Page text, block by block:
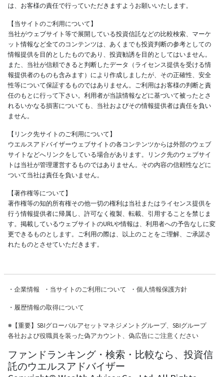
は、お客様の責任で行っていただきますようお願いいたします。
【当サイトのご利用について】
当社がウェブサイト等で展開している投資信託などの比較検索、マーケ
ット情報など全てのコンテンツは、あくまでも投資判断の参考としての
情報提供を目的としたものであり、投資勧誘を目的としてはいません。
また、当社が信頼できると判断したデータ（ライセンス提供を受ける情
報提供者のものも含みます）により作成しましたが、その正確性、安全
性等について保証するものではありません。ご利用はお客様の判断と責
任のもとに行って下さい。利用者が当該情報などに基づいて被ったとさ
れるいかなる損害についても、当社およびその情報提供者は責任を負い
ません。
【リンク先サイトのご利用について】
ウエルスアドバイザーウェブサイトの各コンテンツからは外部のウェブ
サイトなどへリンクをしている場合があります。リンク先のウェブサイ
トは当社が管理運営するものではありません。その内容の信頼性などに
ついて当社は責任を負いません。
【著作権等について】
著作権等の知的所有権その他一切の権利は当社またはライセンス提供を
行う情報提供者に帰属し、許可なく複製、転載、引用することを禁じま
す。掲載しているウェブサイトのURLや情報は、利用者への予告なしに変
更できるものとします。ご利用の際は、以上のことをご理解、ご承諾さ
れたものとさせていただきます。
・ 企業情報 ・ 当サイトのご利用について ・ 個人情報保護方針
・ 履歴情報の取得について
※【重要】SBIグローバルアセットマネジメントグループ、SBIグループ
各社および役職員を装った偽アカウント、偽広告にご注意ください
ファンドランキング・検索・比較なら、投資信
託のウエルスアドバイザー